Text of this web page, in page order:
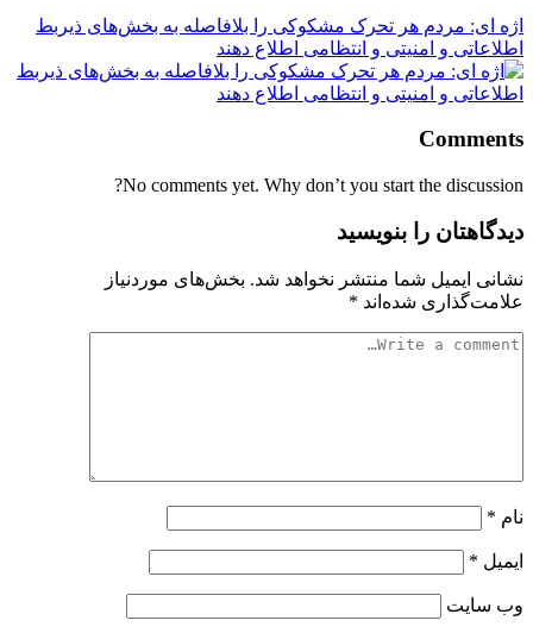
اژه ای: مردم هر تحرک مشکوکی را بلافاصله به بخش‌های ذیربط
اطلاعاتی و امنیتی و انتظامی اطلاع دهند
Comments
No comments yet. Why don’t you start the discussion?
دیدگاهتان را بنویسید
نشانی ایمیل شما منتشر نخواهد شد. بخش‌های موردنیاز
علامت‌گذاری شده‌اند *
نام *
ایمیل *
وب‌ سایت